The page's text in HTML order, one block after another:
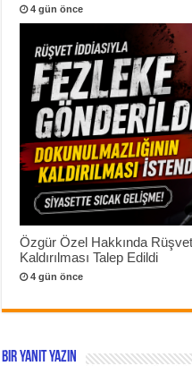
4 gün önce
Özgür Özel Hakkında
Kaldırılması Talep Edildi
4 gün önce
Bir yanıt yazın